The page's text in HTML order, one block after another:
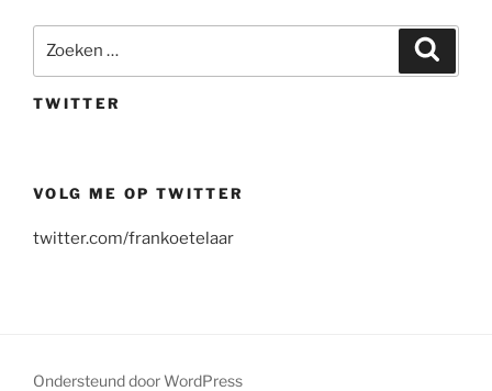
naar:
TWITTER
VOLG ME OP TWITTER
twitter.com/frankoetelaar
Ondersteund door WordPress